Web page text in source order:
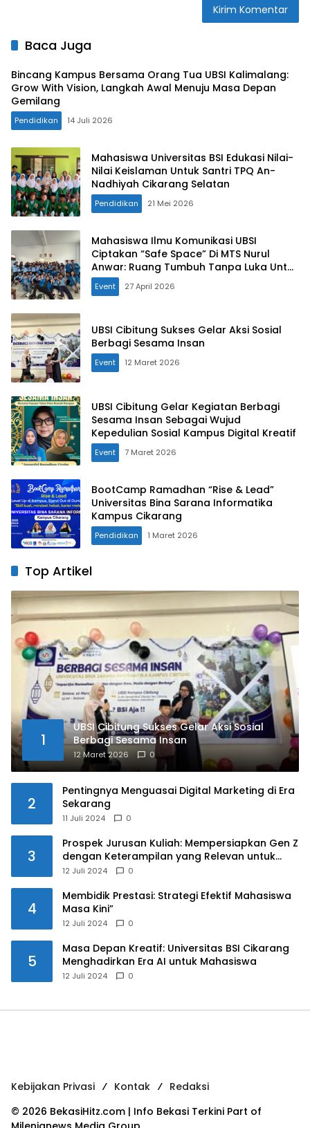
Baca Juga
Bincang Kampus Bersama Orang Tua UBSI Kalimalang:
Grow With Vision, Langkah Awal Menuju Masa Depan
Gemilang
Pendidikan 14 Juli 2026
Mahasiswa Universitas BSI Edukasi Nilai-
Nilai Keislaman Untuk Santri TPQ An-
Nadhiyah Cikarang Selatan
Pendidikan 21 Mei 2026
Mahasiswa Ilmu Komunikasi UBSI
Ciptakan “Safe Space” Di MTS Nurul
Anwar: Ruang Tumbuh Tanpa Luka Untuk
Cegah Perundungan
Event 27 April 2026
UBSI Cibitung Sukses Gelar Aksi Sosial
Berbagi Sesama Insan
Event 12 Maret 2026
UBSI Cibitung Gelar Kegiatan Berbagi
Sesama Insan Sebagai Wujud
Kepedulian Sosial Kampus Digital Kreatif
Event 7 Maret 2026
BootCamp Ramadhan “Rise & Lead”
Universitas Bina Sarana Informatika
Kampus Cikarang
Pendidikan 1 Maret 2026
Top Artikel
1
UBSI Cibitung Sukses Gelar Aksi Sosial
Berbagi Sesama Insan
12 Maret 2026 0
2
Pentingnya Menguasai Digital Marketing di Era
Sekarang
11 Juli 2024 0
3
Prospek Jurusan Kuliah: Mempersiapkan Gen Z
dengan Keterampilan yang Relevan untuk
Masa Depan
12 Juli 2024 0
4
Membidik Prestasi: Strategi Efektif Mahasiswa
Masa Kini”
12 Juli 2024 0
5
Masa Depan Kreatif: Universitas BSI Cikarang
Menghadirkan Era AI untuk Mahasiswa
12 Juli 2024 0
Kebijakan Privasi Kontak
Redaksi
© 2026 BekasiHitz.com | Info Bekasi Terkini Part of